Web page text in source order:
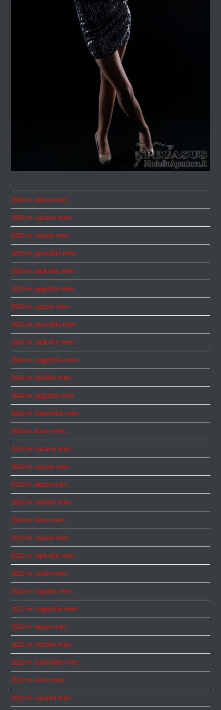
2026 m. liepos mėn.
2026 m. vasario mėn.
2026 m. sausio mėn.
2025 m. gruodžio mėn.
2025 m. lapkričio mėn.
2025 m. gegužės mėn.
2025 m. sausio mėn.
2024 m. gruodžio mėn.
2024 m. lapkričio mėn.
2024 m. rugpjūčio mėn.
2024 m. birželio mėn.
2024 m. gegužės mėn.
2024 m. balandžio mėn.
2024 m. kovo mėn.
2024 m. vasario mėn.
2024 m. sausio mėn.
2023 m. liepos mėn.
2023 m. birželio mėn.
2023 m. kovo mėn.
2023 m. sausio mėn.
2022 m. lapkričio mėn.
2022 m. spalio mėn.
2022 m. rugsėjo mėn.
2022 m. rugpjūčio mėn.
2022 m. liepos mėn.
2022 m. birželio mėn.
2022 m. balandžio mėn.
2022 m. kovo mėn.
2022 m. vasario mėn.